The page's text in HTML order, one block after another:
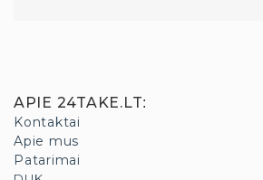
APIE 24TAKE.LT:
Kontaktai
Apie mus
Patarimai